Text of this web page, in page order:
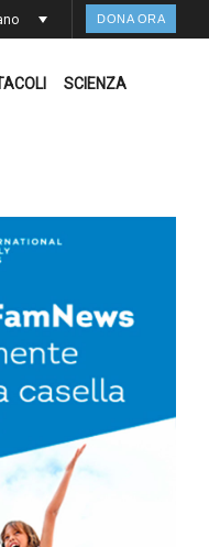
DONA ORA
SCIENZA